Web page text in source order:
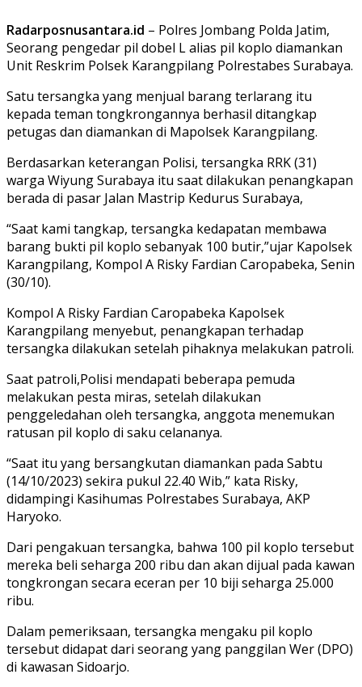
Radarposnusantara.id – Polres Jombang Polda Jatim,
Seorang pengedar pil dobel L alias pil koplo diamankan
Unit Reskrim Polsek Karangpilang Polrestabes Surabaya.
Satu tersangka yang menjual barang terlarang itu
kepada teman tongkrongannya berhasil ditangkap
petugas dan diamankan di Mapolsek Karangpilang.
Berdasarkan keterangan Polisi, tersangka RRK (31)
warga Wiyung Surabaya itu saat dilakukan penangkapan
berada di pasar Jalan Mastrip Kedurus Surabaya,
“Saat kami tangkap, tersangka kedapatan membawa
barang bukti pil koplo sebanyak 100 butir,”ujar Kapolsek
Karangpilang, Kompol A Risky Fardian Caropabeka, Senin
(30/10).
Kompol A Risky Fardian Caropabeka Kapolsek
Karangpilang menyebut, penangkapan terhadap
tersangka dilakukan setelah pihaknya melakukan patroli.
Saat patroli,Polisi mendapati beberapa pemuda
melakukan pesta miras, setelah dilakukan
penggeledahan oleh tersangka, anggota menemukan
ratusan pil koplo di saku celananya.
“Saat itu yang bersangkutan diamankan pada Sabtu
(14/10/2023) sekira pukul 22.40 Wib,” kata Risky,
didampingi Kasihumas Polrestabes Surabaya, AKP
Haryoko.
Dari pengakuan tersangka, bahwa 100 pil koplo tersebut
mereka beli seharga 200 ribu dan akan dijual pada kawan
tongkrongan secara eceran per 10 biji seharga 25.000
ribu.
Dalam pemeriksaan, tersangka mengaku pil koplo
tersebut didapat dari seorang yang panggilan Wer (DPO)
di kawasan Sidoarjo.